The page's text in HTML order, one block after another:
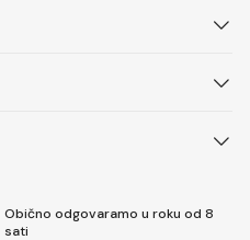
Obično odgovaramo u roku od 8
sati